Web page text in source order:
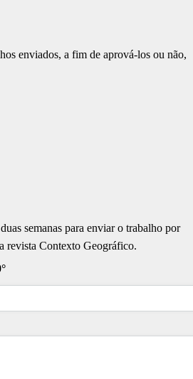
enviados, a fim de aprová-los ou não,
semanas para enviar o trabalho por
revista Contexto Geográfico.